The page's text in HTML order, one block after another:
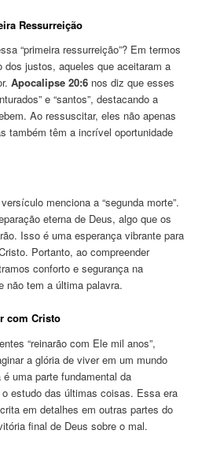
Ressurreição
“primeira ressurreição”? Em termos
dos justos, aqueles que aceitaram a
Apocalipse 20:6 nos diz que esses
e “santos”, destacando a
Ao ressuscitar, eles não apenas
também têm a incrível oportunidade
menciona a “segunda morte”.
eterna de Deus, algo que os
Isso é uma esperança vibrante para
Portanto, ao compreender
conforto e segurança na
não tem a última palavra.
com Cristo
“reinarão com Ele mil anos”,
a glória de viver em um mundo
uma parte fundamental da
estudo das últimas coisas. Essa era
em detalhes em outras partes do
final de Deus sobre o mal.